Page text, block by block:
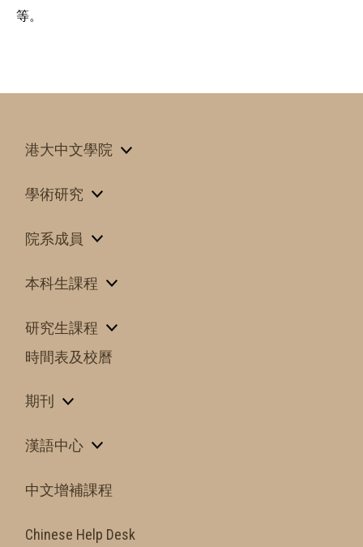
等。
港大中文學院
學術研究
院系成員
本科生課程
研究生課程
時間表及校曆
期刊
漢語中心
中文增補課程
Chinese Help Desk